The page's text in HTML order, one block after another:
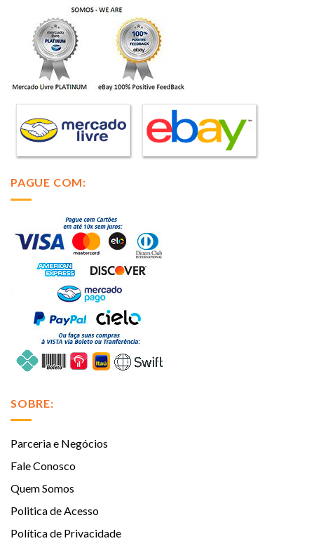
PAGUE COM:
SOBRE:
Parceria e Negócios
Fale Conosco
Quem Somos
Politica de Acesso
Política de Privacidade